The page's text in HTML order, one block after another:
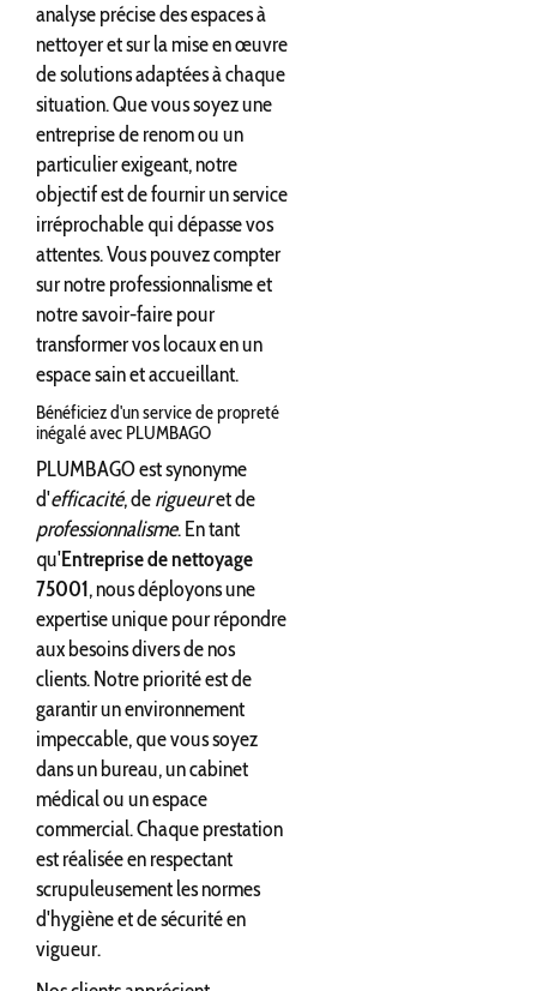
analyse précise des espaces à
nettoyer et sur la mise en œuvre
de solutions adaptées à chaque
situation. Que vous soyez une
entreprise de renom ou un
particulier exigeant, notre
objectif est de fournir un service
irréprochable qui dépasse vos
attentes. Vous pouvez compter
sur notre professionnalisme et
notre savoir-faire pour
transformer vos locaux en un
espace sain et accueillant.
Bénéficiez d'un service de propreté
inégalé avec PLUMBAGO
PLUMBAGO est synonyme
d'efficacité, derigueuret de
professionnalisme. En tant
qu'Entreprise de nettoyage
75001, nous déployons une
expertise unique pour répondre
aux besoins divers de nos
clients. Notre priorité est de
garantir un environnement
impeccable, que vous soyez
dans un bureau, un cabinet
médical ou un espace
commercial. Chaque prestation
est réalisée en respectant
scrupuleusement les normes
d'hygiène et de sécurité en
vigueur.